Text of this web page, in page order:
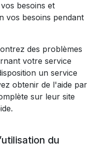
besoins et
vos besoins pendant
des problèmes
votre service
un service
obtenir de l'aide par
sur leur site
du